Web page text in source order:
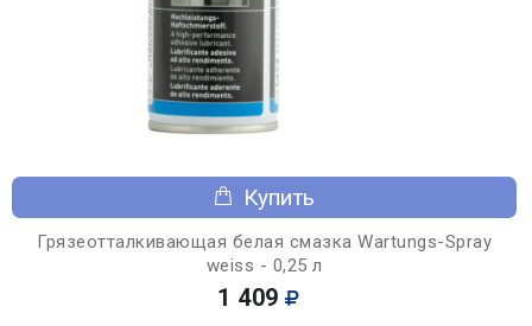
Купить
Грязеотталкивающая белая смазка Wartungs-Spray
weiss - 0,25 л
1 409